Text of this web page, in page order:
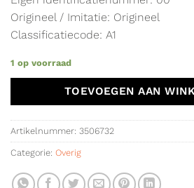
Origineel / Imitatie: Origineel
Classificatiecode: A1
1 op voorraad
TOEVOEGEN AAN
Artikelnummer: 3506732
Categorie: Overig